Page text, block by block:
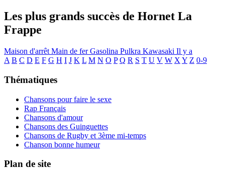
Les plus grands succès de Hornet La
Frappe
Maison d'arrêt Main de ferGasolina Pulkra Kawasaki Il y a
A B C D E F G H I J K L M N O P Q R S T U V W X Y Z 0-9
Thématiques
Chansons pour faire le sexe
Rap Français
Chansons d'amour
Chansons des Guinguettes
Chansons de Rugby et 3ème mi-temps
Chanson bonne humeur
Plan de site